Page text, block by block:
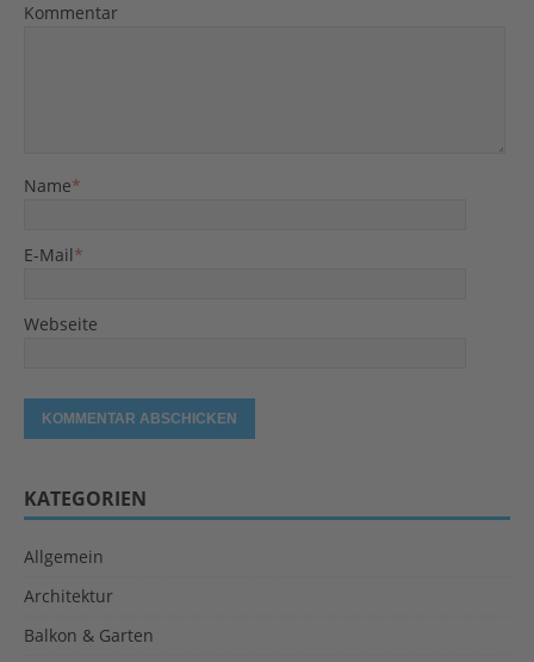
Kommentar
Name*
E-Mail*
Webseite
KATEGORIEN
Allgemein
Architektur
Balkon & Garten